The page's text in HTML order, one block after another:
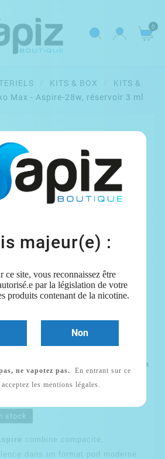
majeur(e) :
ce site, vous reconnaissez être
par la législation de votre
produits contenant de la nicotine.
Non
ne vapotez pas. En entrant sur ce
les mentions légales.
0
KITS & BOX
KITS &
Max - Aspire-28w, réservoir 3 ml
-
stock
combine compacité,
dans un format pod moderne.